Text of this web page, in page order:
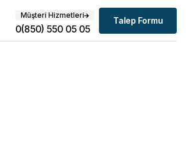
Müşteri Hizmetleri
0(850) 550 05 05
Talep Formu